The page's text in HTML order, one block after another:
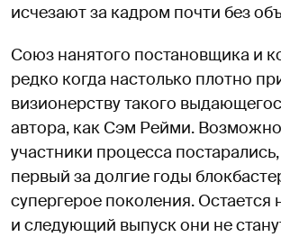
исчезают за кадром почти без
Союз нанятого постановщика и
редко когда настолько плотно
визионерству такого
автора, как Сэм Рейми.
участники процесса
первый за долгие годы
супергерое поколения. Остается
и следующий выпуск они не